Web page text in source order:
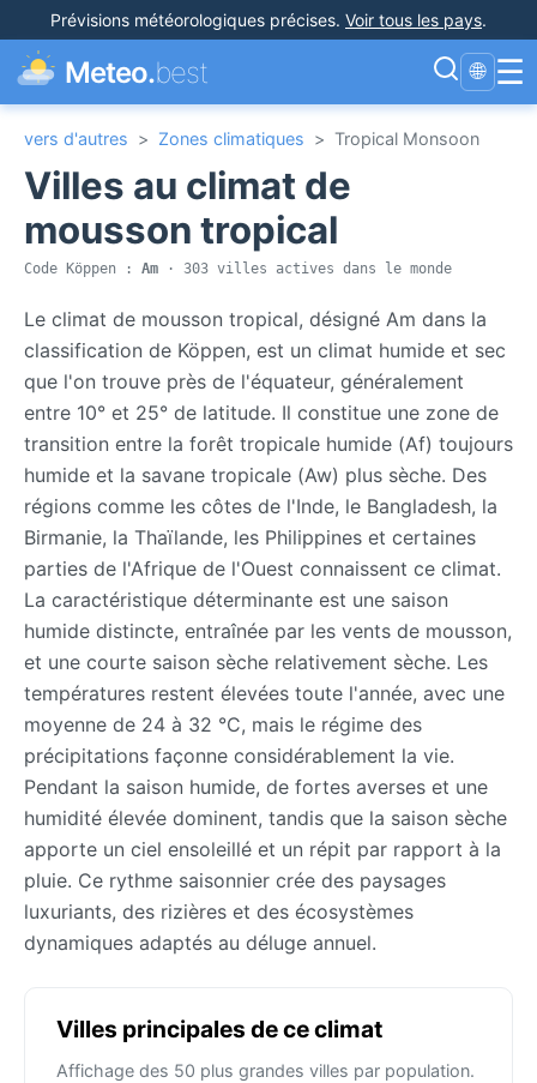
Prévisions météorologiques précises. Voir tous les pays.
Meteo.best 🌐 ☰
vers d'autres > Zones climatiques > Tropical Monsoon
Villes au climat de
mousson tropical
Code Köppen : Am · 303 villes actives dans le monde
Le climat de mousson tropical, désigné Am dans la
classification de Köppen, est un climat humide et sec
que l'on trouve près de l'équateur, généralement
entre 10° et 25° de latitude. Il constitue une zone de
transition entre la forêt tropicale humide (Af) toujours
humide et la savane tropicale (Aw) plus sèche. Des
régions comme les côtes de l'Inde, le Bangladesh, la
Birmanie, la Thaïlande, les Philippines et certaines
parties de l'Afrique de l'Ouest connaissent ce climat.
La caractéristique déterminante est une saison
humide distincte, entraînée par les vents de mousson,
et une courte saison sèche relativement sèche. Les
températures restent élevées toute l'année, avec une
moyenne de 24 à 32 °C, mais le régime des
précipitations façonne considérablement la vie.
Pendant la saison humide, de fortes averses et une
humidité élevée dominent, tandis que la saison sèche
apporte un ciel ensoleillé et un répit par rapport à la
pluie. Ce rythme saisonnier crée des paysages
luxuriants, des rizières et des écosystèmes
dynamiques adaptés au déluge annuel.
Villes principales de ce climat
Affichage des 50 plus grandes villes par population.